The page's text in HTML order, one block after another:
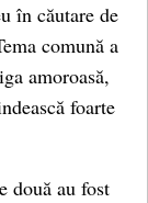
în căutare de
comună a
amoroasă,
foarte
două au fost